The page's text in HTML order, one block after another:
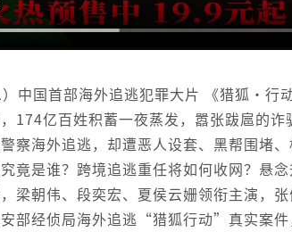
）中国首部海外追逃犯罪大片 《猎狐·
174亿百姓积蓄一夜蒸发，嚣张跋扈的诈
察海外追逃，却遭恶人设套、黑帮围堵
竟是谁？跨境追逃重任将如何收网？悬
梁朝伟、段奕宏、夏侯云姗领衔主演
部经侦局海外追逃“猎狐行动”真实案